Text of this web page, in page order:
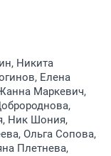
Никита
Елена
Маркевич,
Ник Шония,
Ольга Сопова,
Плетнева,